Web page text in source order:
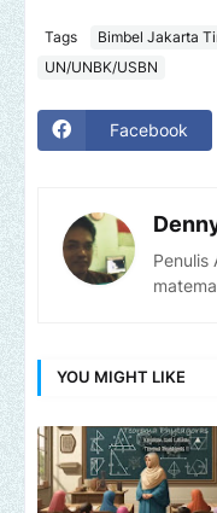
Tags Bimbel Jakarta
UN/UNBK/USBN
Facebook
Penulis
YOU MIGHT LIKE